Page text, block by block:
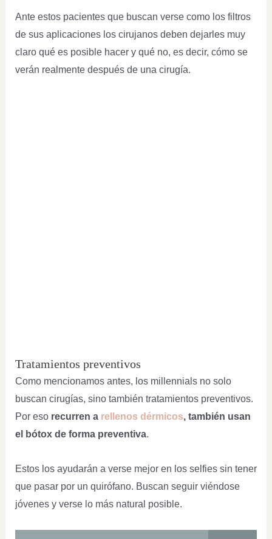
Ante estos pacientes que buscan verse como los filtros
de sus aplicaciones los cirujanos deben dejarles muy
claro qué es posible hacer y qué no, es decir, cómo se
verán realmente después de una cirugía.
Tratamientos preventivos
Como mencionamos antes, los millennials no solo
buscan cirugías, sino también tratamientos preventivos.
Por eso recurren a rellenos dérmicos, también usan
el bótox de forma preventiva.
Estos los ayudarán a verse mejor en los selfies sin tener
que pasar por un quirófano. Buscan seguir viéndose
jóvenes y verse lo más natural posible.